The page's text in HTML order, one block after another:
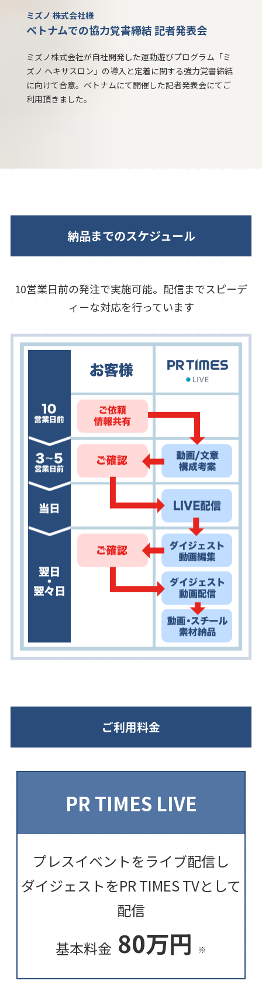
ミズノ 株式会社様
ベトナムでの協力覚書締結 記者発表会
ミズノ株式会社が自社開発した運動遊びプログラム「ミ
ズノ ヘキサスロン」の導入と定着に関する強力覚書締結
に向けて合意。ベトナムにて開催した記者発表会にてご
利用頂きました。
納品までのスケジュール
10営業日前の発注で実施可能。配信までスピーデ
ィーな対応を行っています
ご利用料金
PR TIMES LIVE
プレスイベントをライブ配信し
ダイジェストをPR TIMES TVとして
配信
基本料金 80万円 ※